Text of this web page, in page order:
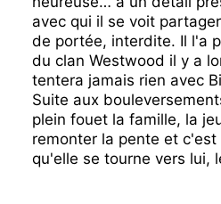
avec qui il se voit
de portée, interdite. Il l'a
du clan Westwood il y a
tentera jamais rien avec
Suite aux
plein fouet la famille, la
remonter la pente et
qu'elle se tourne vers lui,